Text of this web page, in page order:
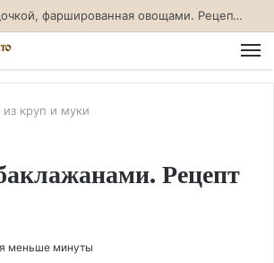
Скумбрия лодочкой, фаршированная овощами. Рецепт с фото
круп и муки
Рецепт
меньше минуты